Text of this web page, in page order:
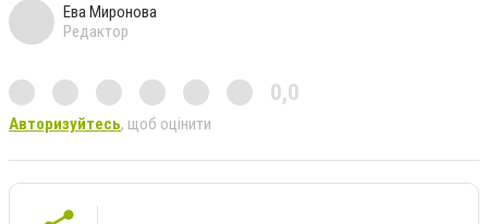
Ева Миронова
Редактор
0,0
Авторизуйтесь, щоб оцінити